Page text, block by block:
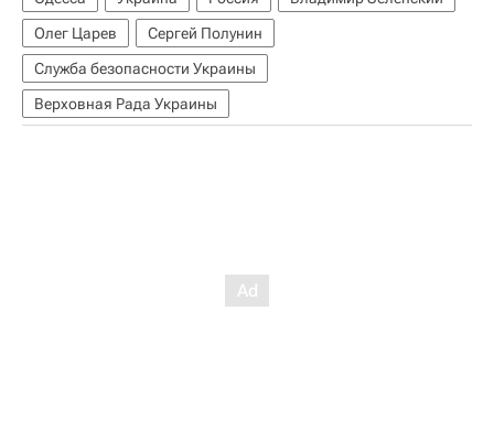
Олег Царев
Сергей Полунин
Служба безопасности Украины
Верховная Рада Украины